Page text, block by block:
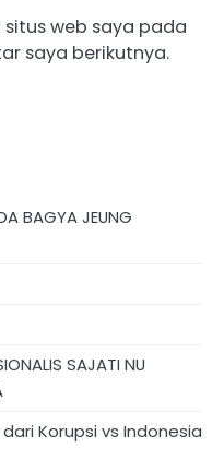
web saya pada
saya berikutnya.
BAGYA JEUNG
SAJATI NU
Korupsi vs Indonesia